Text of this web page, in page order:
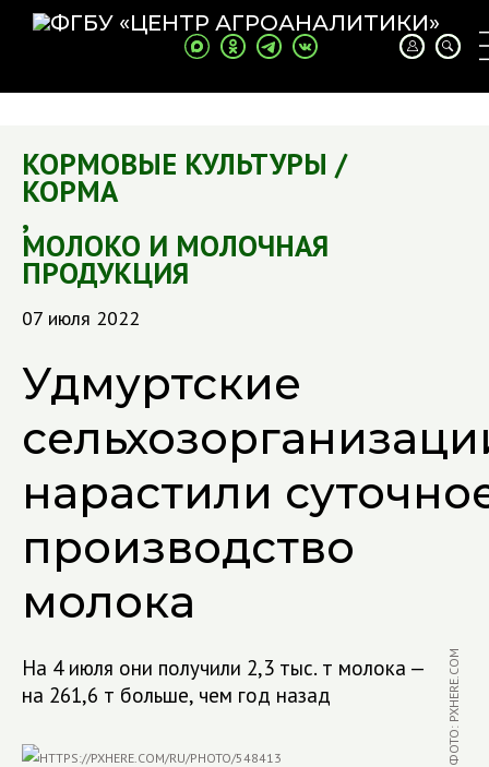
КОРМОВЫЕ КУЛЬТУРЫ /
КОРМА
,
МОЛОКО И МОЛОЧНАЯ
ПРОДУКЦИЯ
07 июля 2022
Удмуртские
нарастили
производство
молока
На 4 июля они получили 2,3 тыс. т молока —
на 261,6 т больше, чем год назад
ФОТО: PXHERE.COM